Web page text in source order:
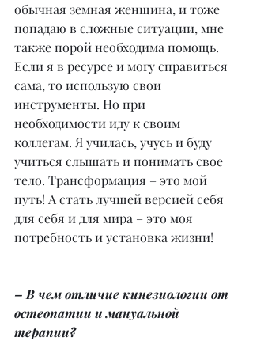
обычная земная женщина, и тоже
попадаю в сложные ситуации, мне
также порой необходима помощь.
Если я в ресурсе и могу справиться
сама, то использую свои
инструменты. Но при
необходимости иду к своим
коллегам. Я училась, учусь и буду
учиться слышать и понимать свое
тело. Трансформация – это мой
путь! А стать лучшей версией себя
для себя и для мира – это моя
потребность и установка жизни!
– В чем отличие кинезиологии от
остеопатии и мануальной
терапии?